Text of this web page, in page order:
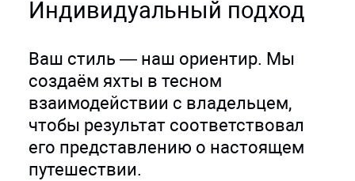
Индивидуальный подход
Ваш стиль — наш ориентир. Мы
создаём яхты в тесном
взаимодействии с владельцем,
чтобы результат соответствовал
его представлению о настоящем
путешествии.